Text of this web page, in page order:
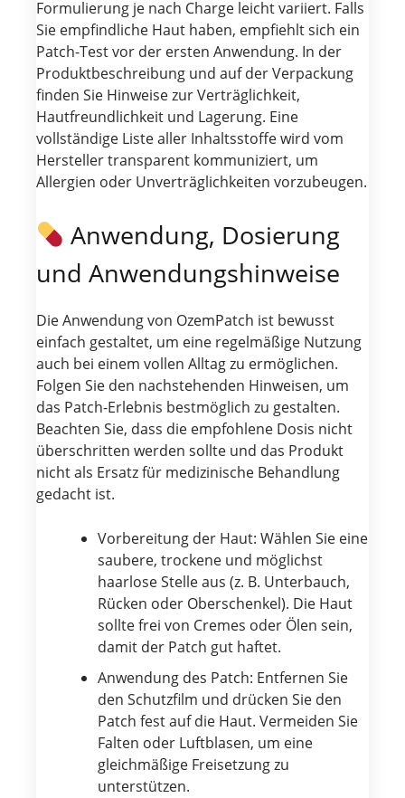
Formulierung je nach Charge leicht variiert. Falls
Sie empfindliche Haut haben, empfiehlt sich ein
Patch-Test vor der ersten Anwendung. In der
Produktbeschreibung und auf der Verpackung
finden Sie Hinweise zur Verträglichkeit,
Hautfreundlichkeit und Lagerung. Eine
vollständige Liste aller Inhaltsstoffe wird vom
Hersteller transparent kommuniziert, um
Allergien oder Unverträglichkeiten vorzubeugen.
Anwendung, Dosierung
und Anwendungshinweise
Die Anwendung von OzemPatch ist bewusst
einfach gestaltet, um eine regelmäßige Nutzung
auch bei einem vollen Alltag zu ermöglichen.
Folgen Sie den nachstehenden Hinweisen, um
das Patch-Erlebnis bestmöglich zu gestalten.
Beachten Sie, dass die empfohlene Dosis nicht
überschritten werden sollte und das Produkt
nicht als Ersatz für medizinische Behandlung
gedacht ist.
Vorbereitung der Haut: Wählen Sie eine
saubere, trockene und möglichst
haarlose Stelle aus (z. B. Unterbauch,
Rücken oder Oberschenkel). Die Haut
sollte frei von Cremes oder Ölen sein,
damit der Patch gut haftet.
Anwendung des Patch: Entfernen Sie
den Schutzfilm und drücken Sie den
Patch fest auf die Haut. Vermeiden Sie
Falten oder Luftblasen, um eine
gleichmäßige Freisetzung zu
unterstützen.